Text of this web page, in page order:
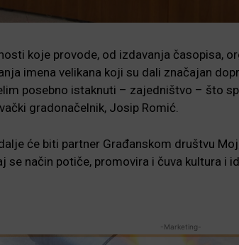
koje provode, od izdavanja časopisa,
imena velikana koji su dali značajan
posebno istaknuti – zajedništvo – što
gradonačelnik, Josip Romić.
će biti partner Građanskom društvu
se način potiče, promovira i čuva kultura i
-Marketing-